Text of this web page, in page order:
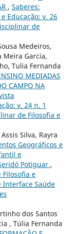
, Saberes:
Educação: v. 26
de
Medeiros,
Meira Garcia,
Tulia Fernanda
MEDIADAS
CAMPO NA
v. 24 n. 1
de Filosofia e
Silva, Rayra
Geográficos e
e
Potiguar ,
e
Interface Saúde
dos Santos
, Túlia Fernanda